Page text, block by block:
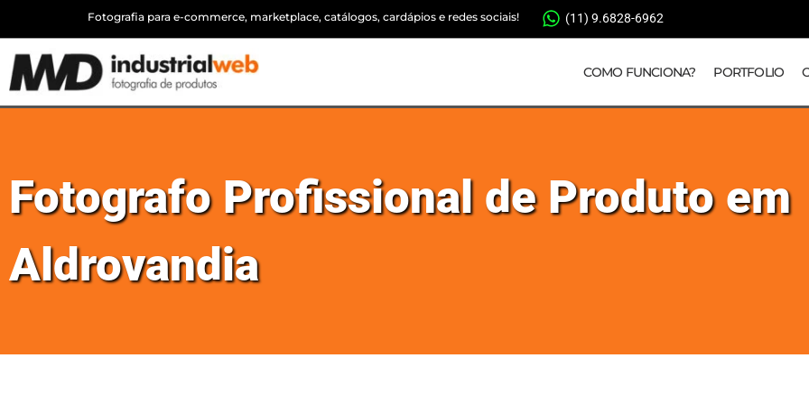
Fotografia para e-commerce, marketplace, catálogos, cardápios e redes sociais! (11) 9.6828-6962
COMO FUNCIONA? PORTFOLIO
Fotografo Profissional de Produto em
Aldrovandia